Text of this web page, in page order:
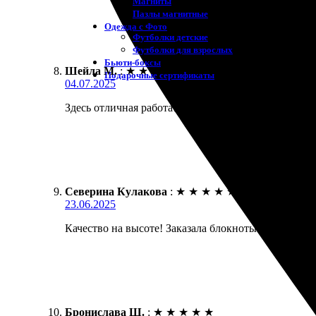
Пазлы магнитные
Одежда с Фото
Футболки детские
Футболки для взрослых
Бьюти-боксы
Подарочные сертификаты
Шейла М. : ★ ★ ★
★
04.07.2025
Здесь отличная работа! Заказала печать
Северина Кулакова : ★ ★ ★ ★ ★
23.06.2025
Качество на высоте! Заказала блокноты для
Бронислава Ш. : ★ ★ ★ ★ ★